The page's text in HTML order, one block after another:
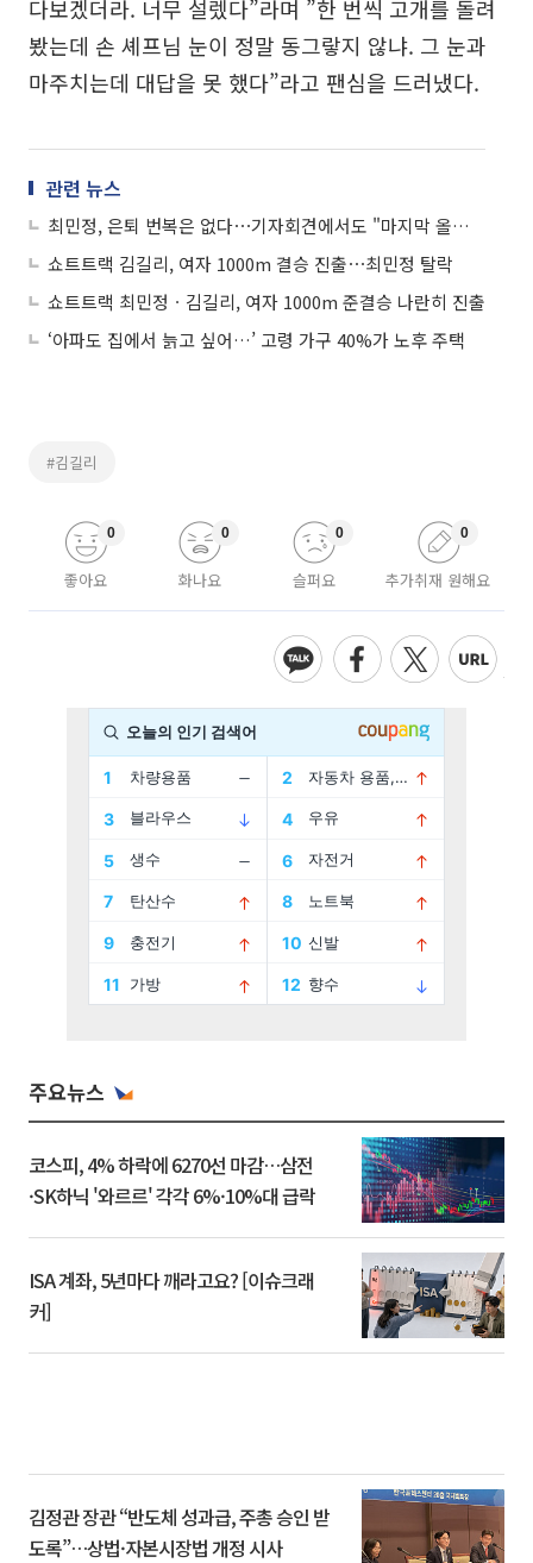
다보겠더라. 너무 설렜다”라며 ”한 번씩 고개를 돌려
봤는데 손 셰프님 눈이 정말 동그랗지 않냐. 그 눈과
마주치는데 대답을 못 했다”라고 팬심을 드러냈다.
관련 뉴스
최민정, 은퇴 번복은 없다⋯기자회견에서도 "마지막 올림픽" 확고
쇼트트랙 김길리, 여자 1000m 결승 진출⋯최민정 탈락
쇼트트랙 최민정ㆍ김길리, 여자 1000m 준결승 나란히 진출
‘아파도 집에서 늙고 싶어…’ 고령 가구 40%가 노후 주택
#김길리
좋아요
0
화나요
0
슬퍼요
0
추가취재 원해요
0
주요뉴스
코스피, 4% 하락에 6270선 마감…삼전
·SK하닉 '와르르' 각각 6%·10%대 급락
ISA 계좌, 5년마다 깨라고요? [이슈크래
커]
김정관 장관 “반도체 성과급, 주총 승인 받
도록”…상법·자본시장법 개정 시사